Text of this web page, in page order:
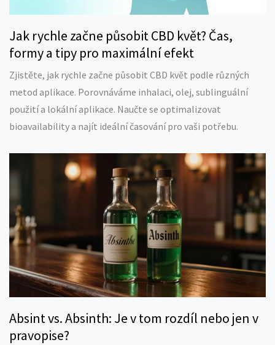
Jak rychle začne působit CBD květ? Čas,
formy a tipy pro maximální efekt
Zjistěte, jak rychle začne působit CBD květ podle různých
metod aplikace. Porovnáváme inhalaci, olej, sublinguální
použití a lokální aplikace. Naučte se optimalizovat
bioavailability a najít ideální časování pro vaši potřebu.
Absint vs. Absinth: Je v tom rozdíl nebo jen v
pravopise?